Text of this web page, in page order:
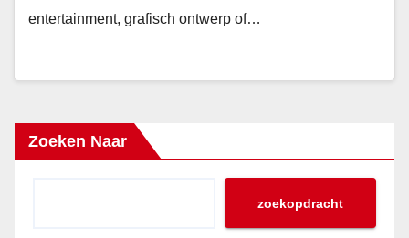
entertainment, grafisch ontwerp of…
Zoeken Naar
zoekopdracht